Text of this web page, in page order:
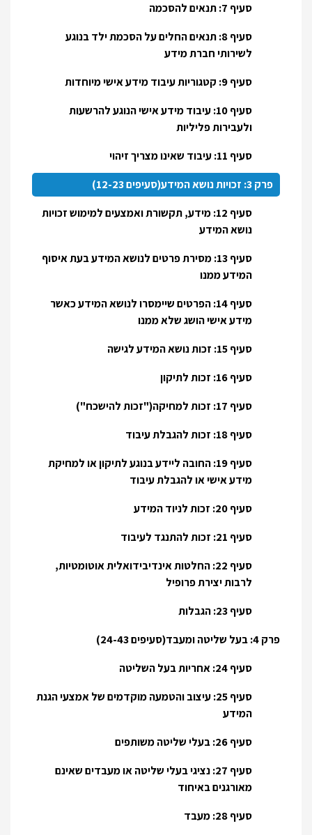
סעיף 7: תנאים להסכמה
סעיף 8: תנאים החלים על הסכמת ילד בנוגע
לשירותי חברת מידע
סעיף 9: קטגוריות עיבוד מידע אישי מיוחדות
סעיף 10: עיבוד מידע אישי הנוגע להרשעות
ולעבירות פליליות
סעיף 11: עיבוד שאינו מצריך זיהוי
פרק 3: זכויות נושא המידע(סעיפים 12-23)
סעיף 12: מידע, תקשורת ואמצעים למימוש זכויות
נושא המידע
סעיף 13: מסירת פרטים לנושא המידע בעת איסוף
המידע ממנו
סעיף 14: הפרטים שיימסרו לנושא המידע כאשר
מידע אישי הושג שלא ממנו
סעיף 15: זכות נושא המידע לגישה
סעיף 16: זכות לתיקון
סעיף 17: זכות למחיקה("זכות להישכח")
סעיף 18: זכות להגבלת עיבוד
סעיף 19: החובה ליידע בנוגע לתיקון או למחיקת
מידע אישי או להגבלת עיבוד
סעיף 20: זכות לניוד המידע
סעיף 21: זכות להתנגד לעיבוד
סעיף 22: החלטות אינדיבידואלית אוטומטיות,
לרבות יצירת פרופיל
סעיף 23: הגבלות
פרק 4: בעל שליטה ומעבד(סעיפים 24-43)
סעיף 24: אחריות בעל השליטה
סעיף 25: עיצוב והטמעה מוקדמים של אמצעי הגנת
המידע
סעיף 26: בעלי שליטה משותפים
סעיף 27: נציגי בעלי שליטה או מעבדים שאינם
מאורגנים באיחוד
סעיף 28: מעבד